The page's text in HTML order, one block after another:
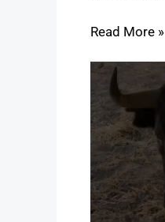
Read More »